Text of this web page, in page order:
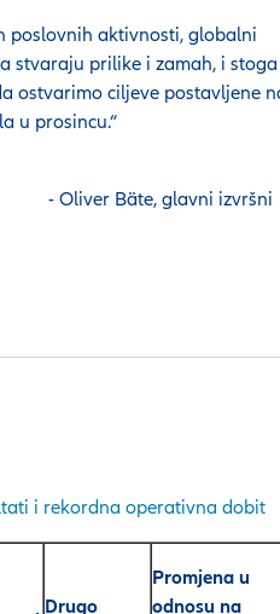
poslovnih aktivnosti, globalni
stvaraju prilike i zamah, i stoga
ostvarimo ciljeve postavljene
kapitala u
glavni izvršni
i rekordna operativna dobit
Drugo
Promjena u
odnosu na